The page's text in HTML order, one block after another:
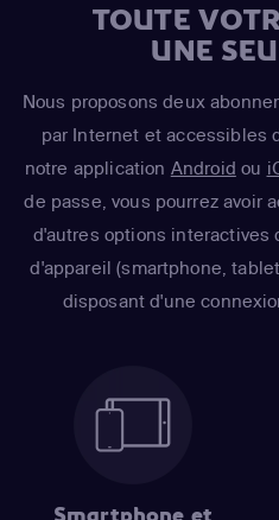
TOUTE
UNE
Nous proposons deux
par Internet et accessibles
notre application Android ou
de passe, vous pourrez avoir
d'autres options interactives
d'appareil (smartphone,
disposant d'une